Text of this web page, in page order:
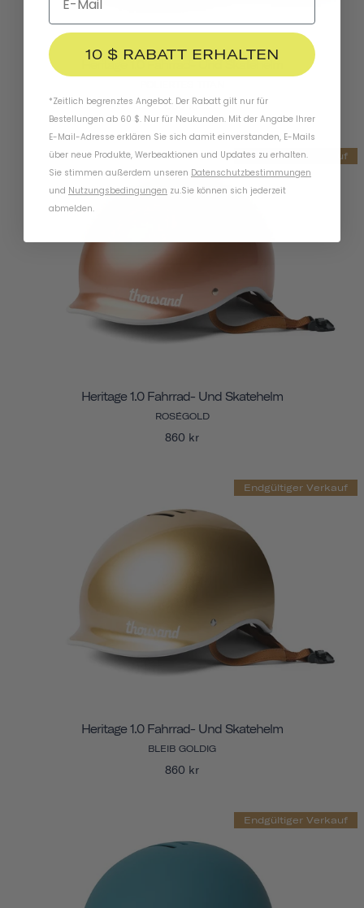
Heritage 1.0 Fahrrad- Und Skatehelm
860 kr
Endgültiger Verkauf
Heritage 1.0 Fahrrad- Und Skatehelm
ROSÉGOLD
860 kr
Endgültiger Verkauf
Heritage 1.0 Fahrrad- Und Skatehelm
BLEIB GOLDIG
860 kr
Endgültiger Verkauf
10 $ RABATT ERHALTEN
*Zeitlich begrenztes Angebot. Der Rabatt gilt nur für
Bestellungen ab 60 $. Nur für Neukunden. Mit der Angabe Ihrer
E-Mail-Adresse erklären Sie sich damit einverstanden, E-Mails
über neue Produkte, Werbeaktionen und Updates zu erhalten.
Sie stimmen außerdem unseren Datenschutzbestimmungen
und Nutzungsbedingungen zu.Sie können sich jederzeit
abmelden.